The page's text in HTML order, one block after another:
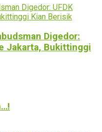
Digedor:
Jakarta, Bukittinggi